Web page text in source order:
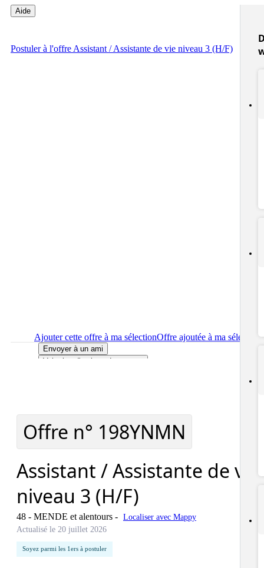
Aide
Postulerà l'offre Assistant / Assistante de vie niveau 3 (H/F)
Ajouter cette offre à ma sélectionOffre ajoutée à ma sélection
Envoyer à un ami
Voir plus d'options de partage
Offre n° 198YNMN
Assistant / Assistante de vie
niveau 3 (H/F)
48 - MENDE et alentours - Localiser avec Mappy
Actualisé le 20 juillet 2026
Soyez parmi les 1ers à postuler